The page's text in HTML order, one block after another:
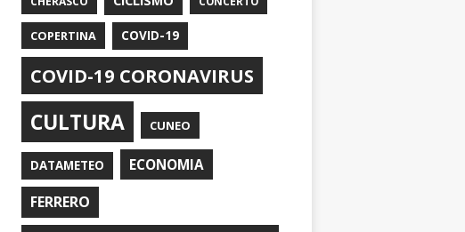
COPERTINA COVID-19
COVID-19 CORONAVIRUS
CULTURA CUNEO
DATAMETEO ECONOMIA
FERRERO